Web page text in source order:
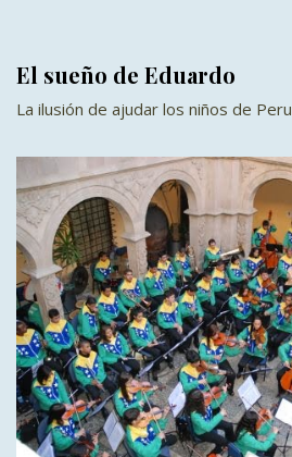
El sueño de Eduardo
La ilusión de ajudar los niños de Peru